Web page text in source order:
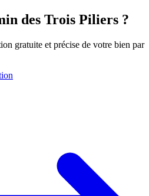
des Trois Piliers ?
gratuite et précise de votre bien par